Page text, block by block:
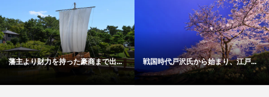
藩主より財力を持った豪商まで出... 戦国時代戸沢氏から始まり、江戸...